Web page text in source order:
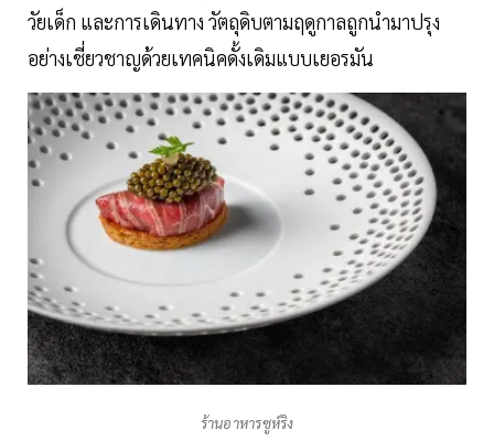
วัยเด็ก และการเดินทาง วัตถุดิบตามฤดูกาลถูกนำมาปรุง
อย่างเชี่ยวชาญด้วยเทคนิคดั้งเดิมแบบเยอรมัน
ร้านอาหารซูห์ริง